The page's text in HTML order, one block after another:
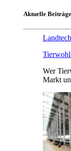
Aktuelle Beiträge
Wer
Markt